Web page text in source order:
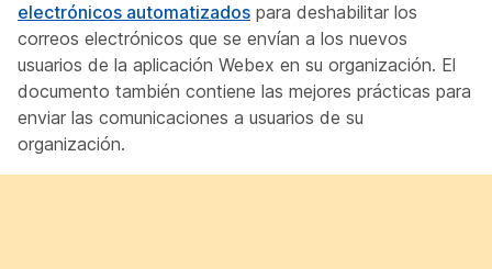
electrónicos automatizados para deshabilitar los
correos electrónicos que se envían a los nuevos
usuarios de la aplicación Webex en su organización. El
documento también contiene las mejores prácticas para
enviar las comunicaciones a usuarios de su
organización.